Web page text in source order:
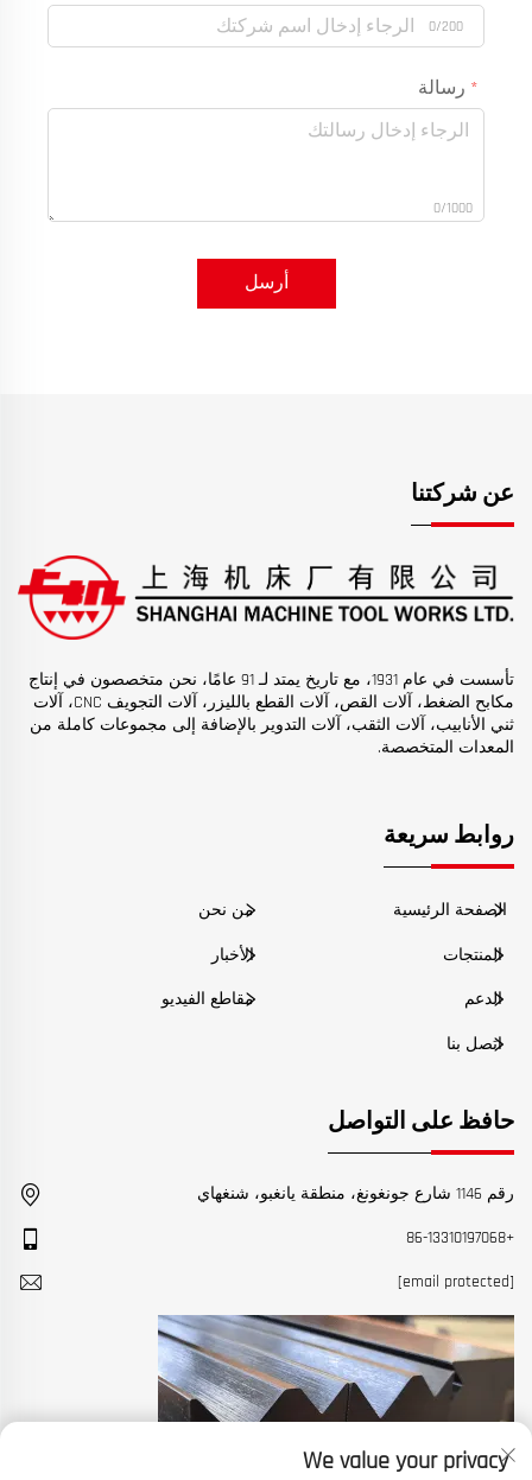
0/200
رسالة
0/1000
أرسل
عن شركتنا
تأسست في عام 1931، مع تاريخ يمتد لـ 91 عامًا، نحن متخصصون في إنتاج
مكابح الضغط، آلات القص، آلات القطع بالليزر، آلات التجويف CNC، آلات
ثني الأنابيب، آلات الثقب، آلات التدوير بالإضافة إلى مجموعات كاملة من
المعدات المتخصصة.
روابط سريعة
الصفحة الرئيسية من نحن
المنتجات الأخبار
الدعم مقاطع الفيديو
اتصل بنا
حافظ على التواصل
رقم 1146 شارع جونغونغ، منطقة يانغبو، شنغهاي
+86-13310197068
[email protected]
We value your privacy